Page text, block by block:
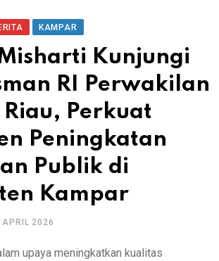
KAMPAR
Kunjungi
RI Perwakilan
Riau, Perkuat
Peningkatan
Publik di
Kampar
APRIL 2026
upaya meningkatkan kualitas